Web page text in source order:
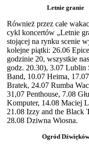
Letnie granie
Również przez całe
cykl koncertów „Letnie
stojącej na rynku scenie
kolejne piątki: 26.06
godzinie 20, wszystkie
godz. 20.30), 3.07 Lublin
Band, 10.07 Heima,
Bratek, 24.07 Rumba
31,07 Penthouse, 7.08
Komputer, 14.08 Maciej
21.08 Izzy and the Black
28.08 Dziwna Wiosna.
Ogród Dźwięków